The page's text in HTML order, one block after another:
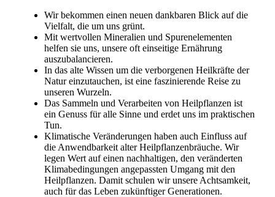
Wir bekommen einen neuen dankbaren Blick auf die
Vielfalt, die um uns grünt.
Mit wertvollen Mineralien und Spurenelementen
helfen sie uns, unsere oft einseitige Ernährung
auszubalancieren.
In das alte Wissen um die verborgenen Heilkräfte der
Natur einzutauchen, ist eine faszinierende Reise zu
unseren Wurzeln.
Das Sammeln und Verarbeiten von Heilpflanzen ist
ein Genuss für alle Sinne und erdet uns im praktischen
Tun.
Klimatische Veränderungen haben auch Einfluss auf
die Anwendbarkeit alter Heilpflanzenbräuche. Wir
legen Wert auf einen nachhaltigen, den veränderten
Klimabedingungen angepassten Umgang mit den
Heilpflanzen. Damit schulen wir unsere Achtsamkeit,
auch für das Leben zukünftiger Generationen.